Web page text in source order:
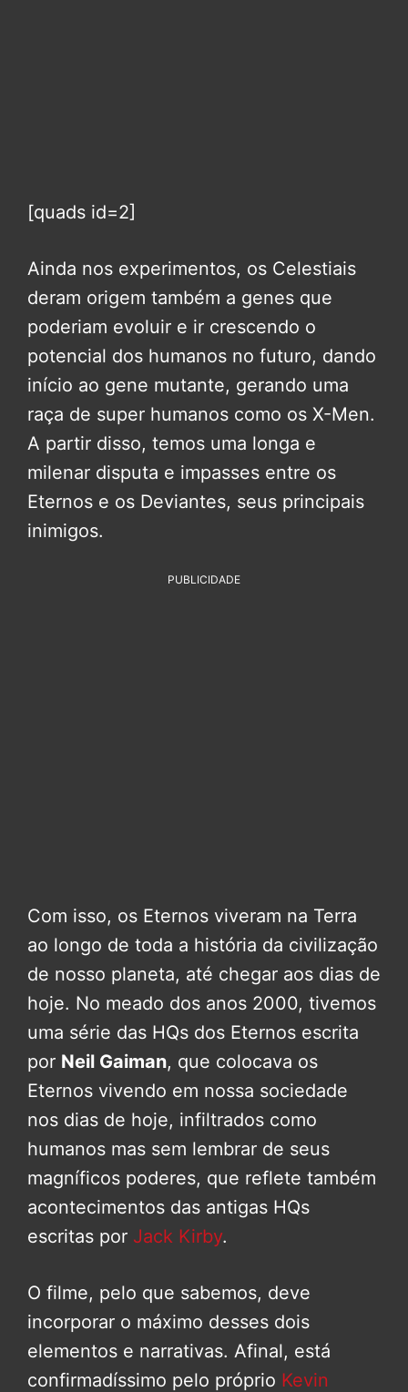
[quads id=2]
Ainda nos experimentos, os Celestiais
deram origem também a genes que
poderiam evoluir e ir crescendo o
potencial dos humanos no futuro, dando
início ao gene mutante, gerando uma
raça de super humanos como os X-Men.
A partir disso, temos uma longa e
milenar disputa e impasses entre os
Eternos e os Deviantes, seus principais
inimigos.
PUBLICIDADE
Com isso, os Eternos viveram na Terra
ao longo de toda a história da civilização
de nosso planeta, até chegar aos dias de
hoje. No meado dos anos 2000, tivemos
uma série das HQs dos Eternos escrita
por Neil Gaiman, que colocava os
Eternos vivendo em nossa sociedade
nos dias de hoje, infiltrados como
humanos mas sem lembrar de seus
magníficos poderes, que reflete também
acontecimentos das antigas HQs
escritas por Jack Kirby.
O filme, pelo que sabemos, deve
incorporar o máximo desses dois
elementos e narrativas. Afinal, está
confirmadíssimo pelo próprio Kevin